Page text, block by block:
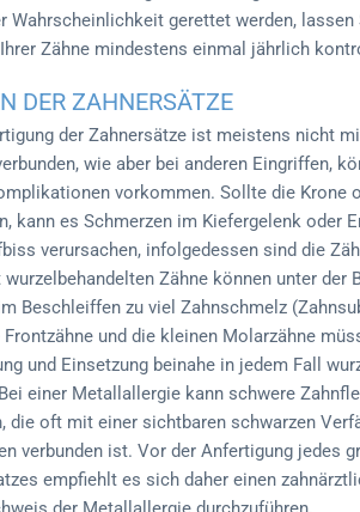
Wahrscheinlichkeit gerettet werden, lassen
Zähne mindestens einmal jährlich
DER ZAHNERSÄTZE
der Zahnersätze ist meistens nicht
wie aber bei anderen Eingriffen,
vorkommen. Sollte die Krone
kann es Schmerzen im Kiefergelenk oder
verursachen, infolgedessen sind die
wurzelbehandelten Zähne können unter der
Beschleiffen zu viel Zahnschmelz
und die kleinen Molarzähne
und Einsetzung beinahe in jedem Fall
einer Metallallergie kann schwere
die oft mit einer sichtbaren schwarzen
verbunden ist. Vor der Anfertigung jedes
empfiehlt es sich daher einen